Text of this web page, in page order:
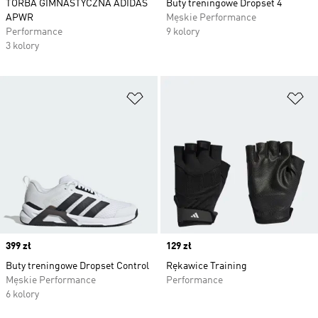
TORBA GIMNASTYCZNA ADIDAS
APWR
Performance
3 kolory
Buty treningowe Dropset 4
Męskie Performance
9 kolory
Price
399 zł
Buty treningowe Dropset Control
Męskie Performance
6 kolory
Price
129 zł
Rękawice Training
Performance